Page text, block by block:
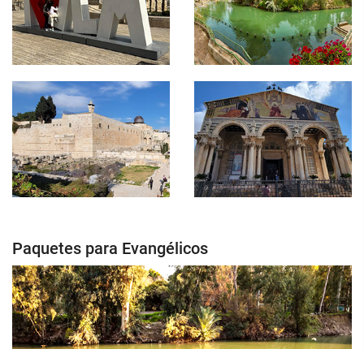
Paquetes para Evangélicos